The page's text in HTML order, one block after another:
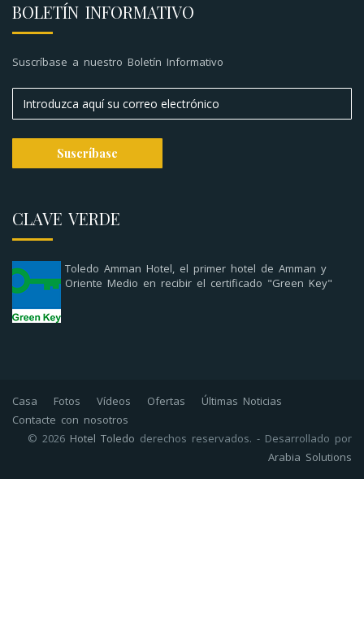
BOLETÍN INFORMATIVO
Suscríbase a nuestro Boletín Informativo
CLAVE VERDE
Toledo Amman Hotel, el primer hotel de Amman y
Oriente Medio en recibir el certificado "Green Key"
Casa Fotos Vídeos Ofertas
Últimas Noticias
Contacte con nosotros
© 2026 Hotel Toledo derechos reservados. - Desarrollado por
Arabia Solutions